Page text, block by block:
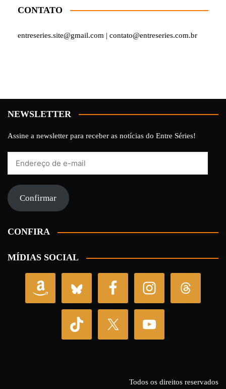
CONTATO
entreseries.site@gmail.com | contato@entreseries.com.br
NEWSLETTER
Assine a newsletter para receber as notícias do Entre Séries!
mail Confirmar
CONFIRA
MÍDIAS SOCIAL
Todos os direitos reservados